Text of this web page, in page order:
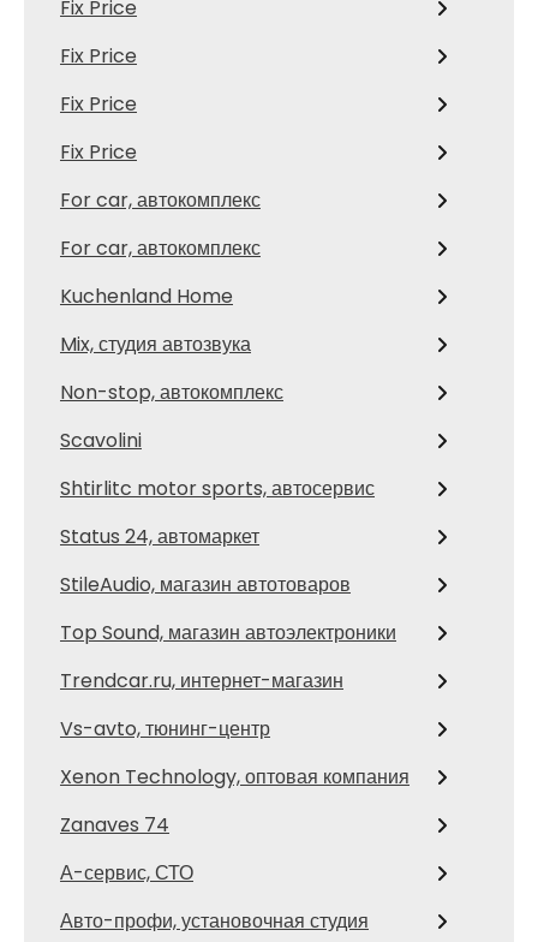
Fix Price
Fix Price
Fix Price
Fix Price
For car, автокомплекс
For car, автокомплекс
Kuchenland Home
Mix, студия автозвука
Non-stop, автокомплекс
Scavolini
Shtirlitc motor sports, автосервис
Status 24, автомаркет
StileAudio, магазин автотоваров
Top Sound, магазин автоэлектроники
Trendcar.ru, интернет-магазин
Vs-avto, тюнинг-центр
Xenon Technology, оптовая компания
Zanaves 74
А-сервис, СТО
Авто-профи, установочная студия